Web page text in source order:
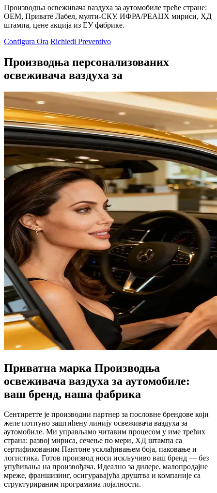
Производња освеживача ваздуха за аутомобиле треће стране:
ОЕМ, Привате Лабел, мулти-СКУ. ИФРА/РЕАЦХ мириси, ХД
штампа, цене акција из ЕУ фабрике.
Configura Ora Richiedi Preventivo
Производња персонализованих
освеживача ваздуха за
Приватна марка Производња
освеживача ваздуха за аутомобиле:
ваш бренд, наша фабрика
Сентиретте је производни партнер за пословне брендове који
желе потпуно заштићену линију освеживача ваздуха за
аутомобиле. Ми управљамо читавим процесом у име трећих
страна: развој мириса, сечење по мери, ХД штампа са
сертификованим Пантоне усклађивањем боја, паковање и
логистика. Готов производ носи искључиво ваш бренд — без
упућивања на произвођача. Идеално за дилере, малопродајне
мреже, франшизинг, осигуравајућа друштва и компаније са
структурираним програмима лојалности.